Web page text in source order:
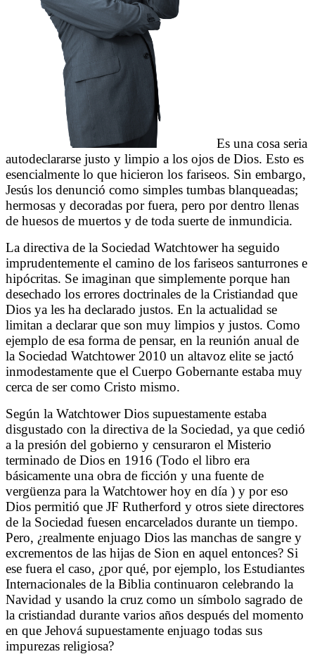
Es una cosa seria
autodeclararse justo y limpio a los ojos de Dios. Esto es
esencialmente lo que hicieron los fariseos. Sin embargo,
Jesús los denunció como simples tumbas blanqueadas;
hermosas y decoradas por fuera, pero por dentro llenas
de huesos de muertos y de toda suerte de inmundicia.
La directiva de la Sociedad Watchtower ha seguido
imprudentemente el camino de los fariseos santurrones e
hipócritas. Se imaginan que simplemente porque han
desechado los errores doctrinales de la Cristiandad que
Dios ya les ha declarado justos. En la actualidad se
limitan a declarar que son muy limpios y justos. Como
ejemplo de esa forma de pensar, en la reunión anual de
la Sociedad Watchtower 2010 un altavoz elite se jactó
inmodestamente que el Cuerpo Gobernante estaba muy
cerca de ser como Cristo mismo.
Según la Watchtower Dios supuestamente estaba
disgustado con la directiva de la Sociedad, ya que cedió
a la presión del gobierno y censuraron el Misterio
terminado de Dios en 1916 (Todo el libro era
básicamente una obra de ficción y una fuente de
vergüenza para la Watchtower hoy en día ) y por eso
Dios permitió que JF Rutherford y otros siete directores
de la Sociedad fuesen encarcelados durante un tiempo.
Pero, ¿realmente enjuago Dios las manchas de sangre y
excrementos de las hijas de Sion en aquel entonces? Si
ese fuera el caso, ¿por qué, por ejemplo, los Estudiantes
Internacionales de la Biblia continuaron celebrando la
Navidad y usando la cruz como un símbolo sagrado de
la cristiandad durante varios años después del momento
en que Jehová supuestamente enjuago todas sus
impurezas religiosa?